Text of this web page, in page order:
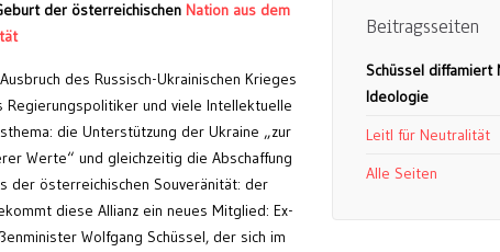
Beitragsseiten
Schüssel diffamiert
Ideologie
Leitl für Neutralität
Alle Seiten
der österreichischen Nation aus dem
des Russisch-Ukrainischen Krieges
Regierungspolitiker und viele Intellektuelle
die Unterstützung der Ukraine „zur
Werte“ und gleichzeitig die Abschaffung
der österreichischen Souveränität: der
diese Allianz ein neues Mitglied: Ex-
Wolfgang Schüssel, der sich im